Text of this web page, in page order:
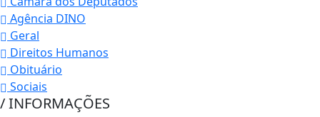
Agência DINO
Geral
Direitos Humanos
Obituário
Sociais
/ INFORMAÇÕES